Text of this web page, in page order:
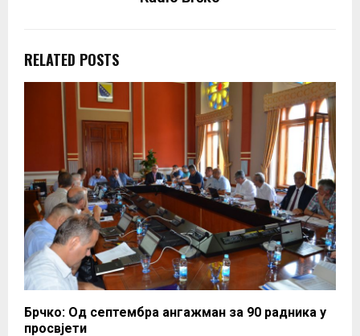
RELATED POSTS
Брчко: Од септембра ангажман за 90 радника у
просвјети